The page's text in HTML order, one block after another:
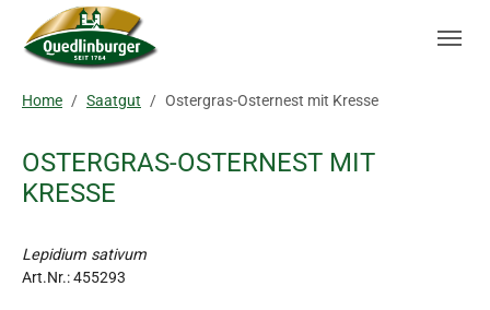
Skip to main navigation
Zum Hauptinhalt springen
Skip to page footer
Home Saatgut Ostergras-Osternest mit Kresse
OSTERGRAS-OSTERNEST MIT
KRESSE
Lepidium sativum
Art.Nr.:455293